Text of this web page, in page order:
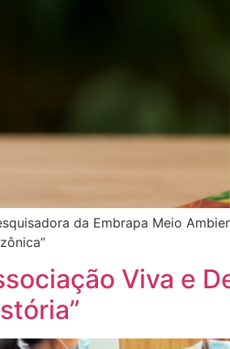
da Embrapa Meio
Viva e